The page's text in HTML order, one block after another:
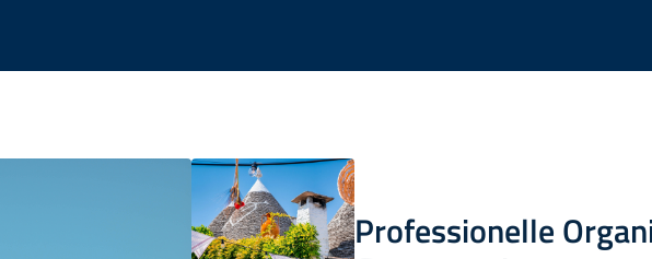
Professionelle